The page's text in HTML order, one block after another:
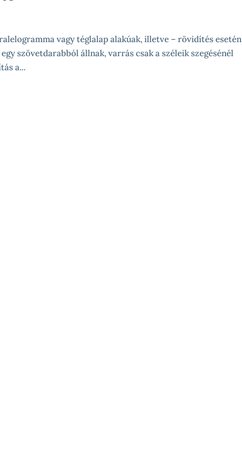
vagy téglalap alakúak, illetve – rövidítés esetén
szövetdarabból állnak, varrás csak a széleik szegésénél
a...